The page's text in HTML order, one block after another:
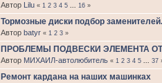
Автор Lilu « 1 2 3 4 5 ... 16»
Тормозные диски подбор заменителей.
Автор batyr « 1 2 3»
ПРОБЛЕМЫ ПОДВЕСКИ ЭЛЕМЕНТА
Автор МИХАИЛ-автолюбитель « 1 2 3 4 5 ... 37
Ремонт кардана на наших машинках